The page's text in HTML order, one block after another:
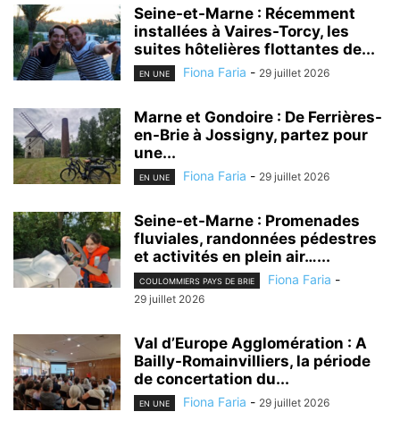
Seine-et-Marne : Récemment
installées à Vaires-Torcy, les
suites hôtelières flottantes de...
EN UNE Fiona Faria - 29 juillet 2026
Marne et Gondoire : De Ferrières-
en-Brie à Jossigny, partez pour
une...
EN UNE Fiona Faria - 29 juillet 2026
Seine-et-Marne : Promenades
fluviales, randonnées pédestres
et activités en plein air…...
COULOMMIERS PAYS DE BRIE Fiona Faria -
29 juillet 2026
Val d’Europe Agglomération : A
Bailly-Romainvilliers, la période
de concertation du...
EN UNE Fiona Faria - 29 juillet 2026